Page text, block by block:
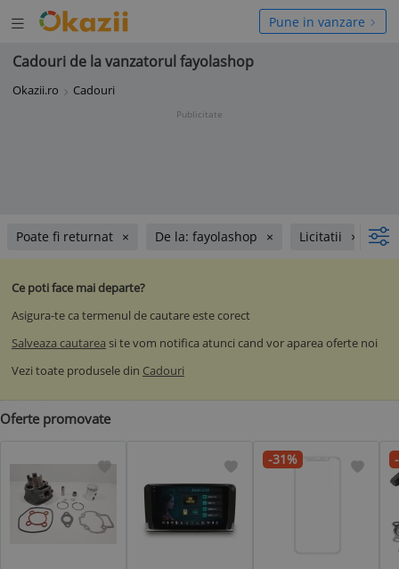
Deschide
meniul
Pune in vanzare
Cadouri de la vanzatorul fayolashop
Okazii.ro Cadouri
Publicitate
Poate fi returnat De la: fayolashop Licitatii
Ce poti face mai departe?
Asigura-te ca termenul de cautare este corect
Salveaza cautarea si te vom notifica atunci cand vor aparea oferte noi
Vezi toate produsele din Cadouri
Oferte promovate
-31%